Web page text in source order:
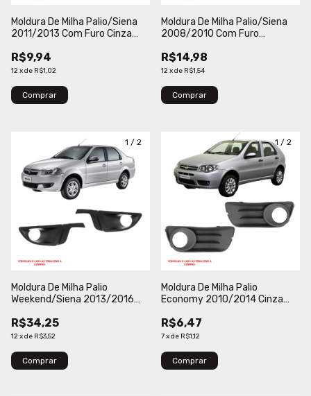
Moldura De Milha Palio/Siena
2011/2013 Com Furo Cinza
R$9,94
12xde R$1,02
Comprar
Moldura De Milha Palio/Siena
2008/2010 Com Furo
R$14,98
12xde R$1,54
Comprar
1 / 2
Moldura De Milha Palio
Weekend/Siena 2013/2016
R$34,25
12xde R$3,52
Comprar
1 / 2
Moldura De Milha Palio
Economy 2010/2014 Cinza
R$6,47
7xde R$1,12
Comprar